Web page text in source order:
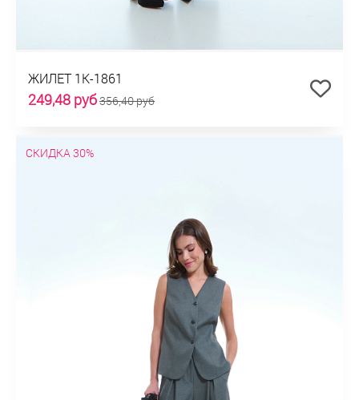
ЖИЛЕТ 1К-1861
249,48 руб356,40 руб
СКИДКА 30%